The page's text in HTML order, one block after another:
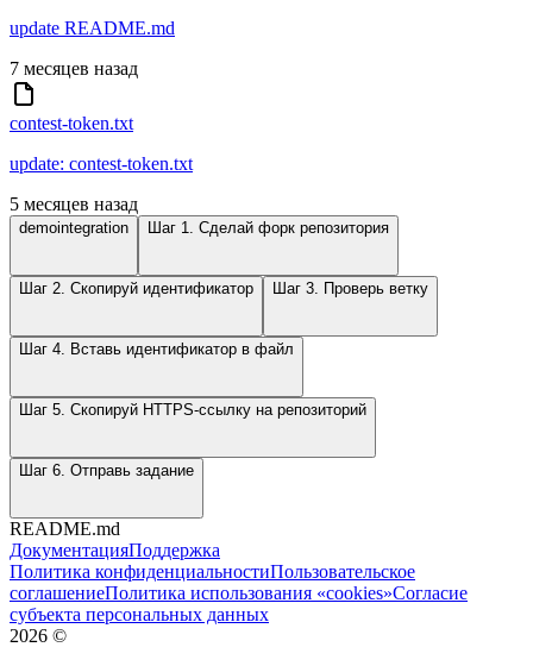
update README.md
7 месяцев назад
contest-token.txt
update: contest-token.txt
5 месяцев назад
demointegration Шаг 1. Сделай форк репозитория
Шаг 2. Скопируй идентификатор Шаг 3. Проверь ветку
Шаг 4. Вставь идентификатор в файл
Шаг 5. Скопируй HTTPS-ссылку на репозиторий
Шаг 6. Отправь задание
README.md
ДокументацияПоддержка
Политика конфиденциальностиПользовательское
соглашениеПолитика использования «cookies»Согласие
субъекта персональных данных
2026 ©